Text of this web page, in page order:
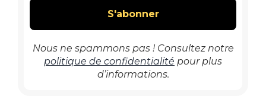
Nous ne spammons pas ! Consultez notre
politique de confidentialité pour plus
d’informations.